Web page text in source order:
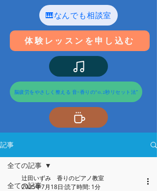
🎹なんでも相談室
体験レッスンを申し込む
脳疲労をやさしく整える 音×香りの“0.2秒リセット法”
記事
全ての記事
全ての記事
辻田いずみ 香りのピアノ教室
2025年7月18日 読了時間: 1分